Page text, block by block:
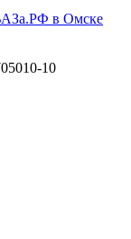
в Омске
10